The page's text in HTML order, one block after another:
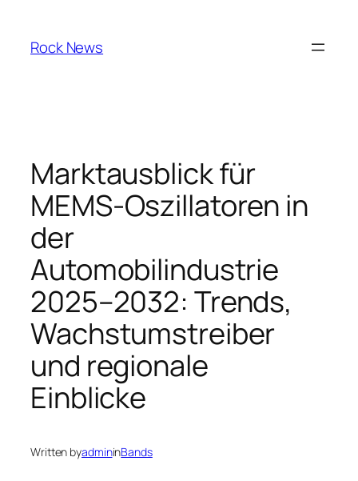
content
Rock News
Marktausblick für
MEMS-Oszillatoren in
der
Automobilindustrie
2025–2032: Trends,
Wachstumstreiber
und regionale
Einblicke
Written byadmininBands